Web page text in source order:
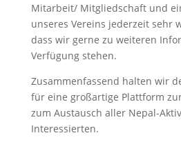
Mitarbeit/ Mitgliedschaft und
unseres Vereins jederzeit sehr
dass wir gerne zu weiteren
Verfügung stehen.
Zusammenfassend halten wir
für eine großartige Plattform
zum Austausch aller Nepal-
Interessierten.